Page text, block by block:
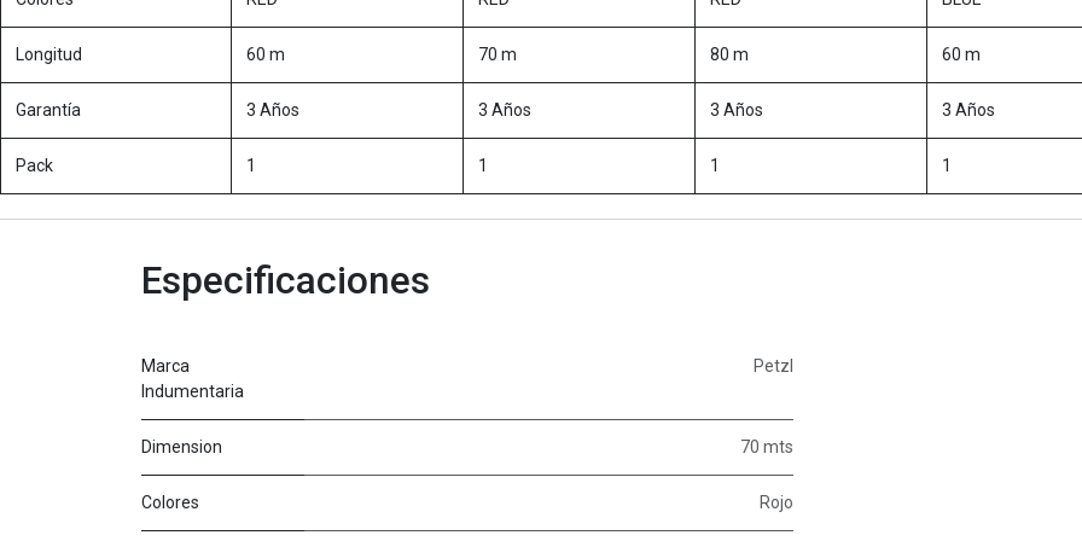
Longitud 60 m 70 m 80 m 60 m
Garantía 3 Años 3 Años 3 Años 3 Años
Pack 1 1 1 1
Especificaciones
Marca
Indumentaria
Petzl
Dimension 70 mts
Colores Rojo